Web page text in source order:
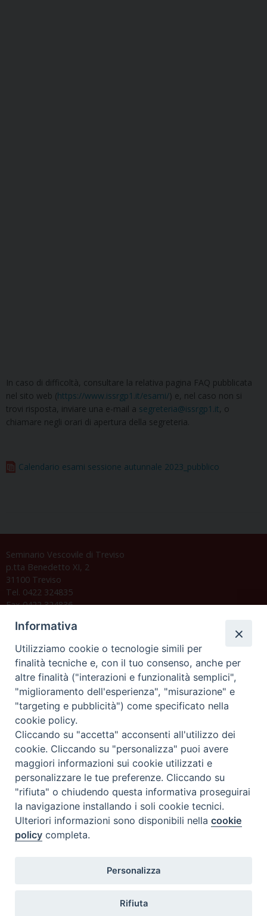
In caso di difficoltà, consultare la relativa pagina FAQ pubblicata
nel sito web (https://www.issrgp1.it/esami/) e, nel caso non si
trovi risposta, inviare una e-mail a segreteria@issrgp1.it, o
chiamare negli orari di apertura della segreteria.
Calendario esami sessione autunnale 2023_pubblico
Seminario Vescovile di Treviso
p.tta Benedetto XI, 2
31100 Treviso
Tel. 0422 324835
Fax 0422 324836
C.F. 94004060268
Orario di segreteria
Lunedì 17.30-19.30
Martedì 17.30-19.30
Mercoledì 17.30-19.30
Giovedì 17.30-19.30
Venerdì chiuso
Sabato 9.30-11.30
Privacy e sicurezza
Informativa
Utilizziamo cookie o tecnologie simili per
finalità tecniche e, con il tuo consenso, anche per
altre finalità ("interazioni e funzionalità semplici",
"miglioramento dell'esperienza", "misurazione" e
"targeting e pubblicità") come specificato nella
cookie policy.
Cliccando su "accetta" acconsenti all'utilizzo dei
cookie. Cliccando su "personalizza" puoi avere
maggiori informazioni sui cookie utilizzati e
personalizzare le tue preferenze. Cliccando su
"rifiuta" o chiudendo questa informativa proseguirai
la navigazione installando i soli cookie tecnici.
Ulteriori informazioni sono disponibili nellacookie
policy completa.
Personalizza
Rifiuta